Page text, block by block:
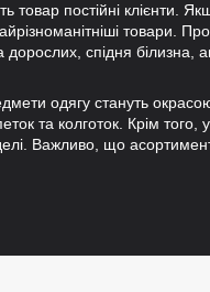
постійні клієнти.
товари.
спідня білизна,
одягу стануть
та колготок. Крім
Важливо, що